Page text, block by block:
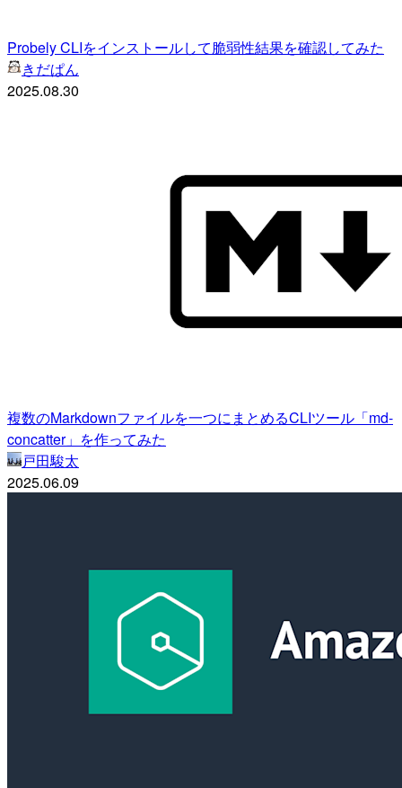
Probely CLIをインストールして脆弱性結果を確認してみた
きだぱん
2025.08.30
複数のMarkdownファイルを一つにまとめるCLIツール「md-
concatter」を作ってみた
戸田駿太
2025.06.09